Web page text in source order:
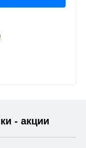
- акции